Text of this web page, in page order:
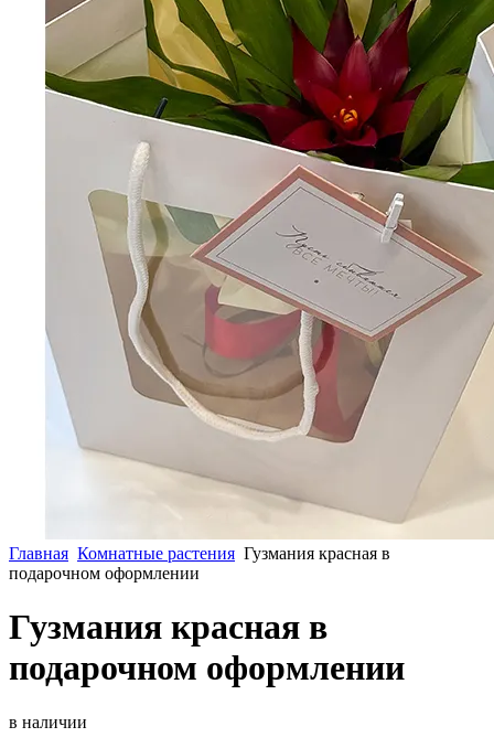
Главная Комнатные растения Гузмания красная в
подарочном оформлении
Гузмания красная в
подарочном оформлении
в наличии